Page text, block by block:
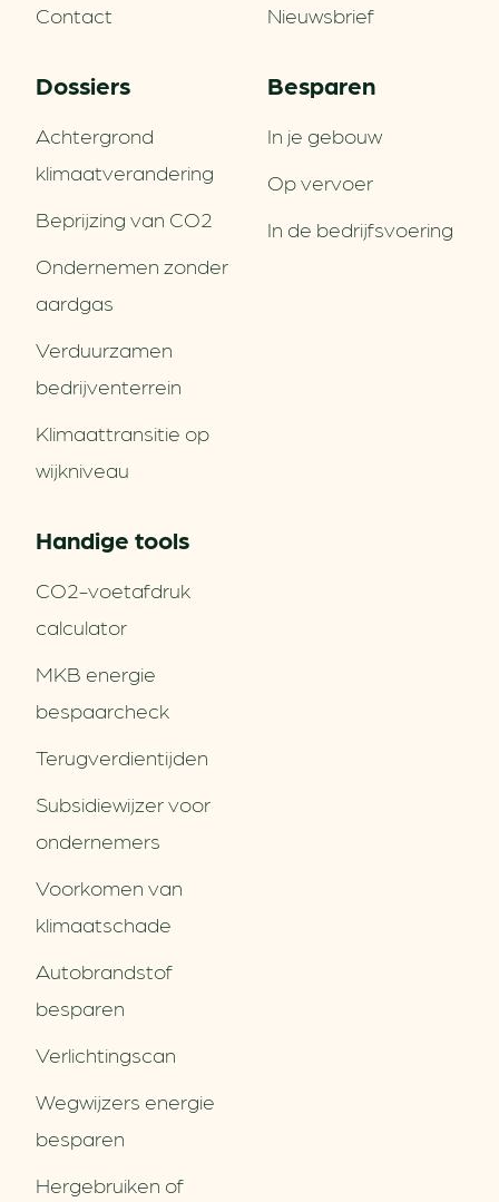
Contact
Nieuwsbrief
Dossiers
Achtergrond
klimaatverandering
Beprijzing van CO2
Ondernemen zonder
aardgas
Verduurzamen
bedrijventerrein
Klimaattransitie op
wijkniveau
Besparen
In je gebouw
Op vervoer
In de bedrijfsvoering
Handige tools
CO2-voetafdruk
calculator
MKB energie
bespaarcheck
Terugverdien­tijden
Subsidiewijzer voor
ondernemers
Voorkomen van
klimaatschade
Autobrandstof
besparen
Verlichtingscan
Wegwijzers energie
besparen
Hergebruiken of